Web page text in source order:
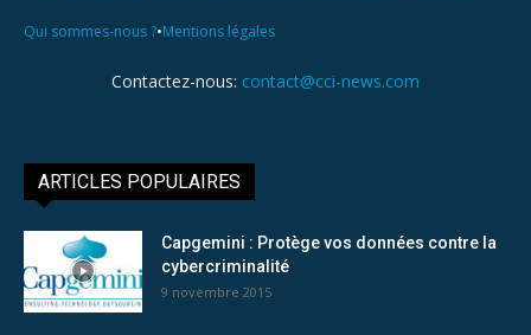
Qui sommes-nous ?•Mentions légales
Contactez-nous: contact@cci-news.com
ARTICLES POPULAIRES
Capgemini : Protège vos données contre la
cybercriminalité
9 novembre 2015